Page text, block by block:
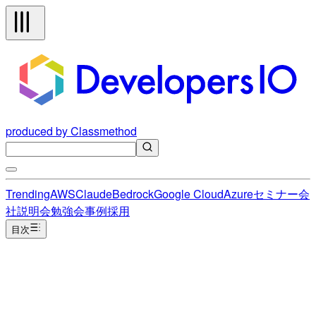
produced by Classmethod
TrendingAWSClaudeBedrockGoogle CloudAzureセミナー会
社説明会勉強会事例採用
目次